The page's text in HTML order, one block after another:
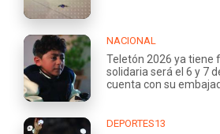
NACIONAL
Teletón 2026 ya tiene
solidaria será el 6 y 7
cuenta con su
DEPORTES13